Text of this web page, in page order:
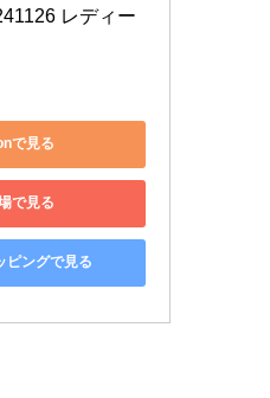
レディー
で見る
で見る
ピングで見る